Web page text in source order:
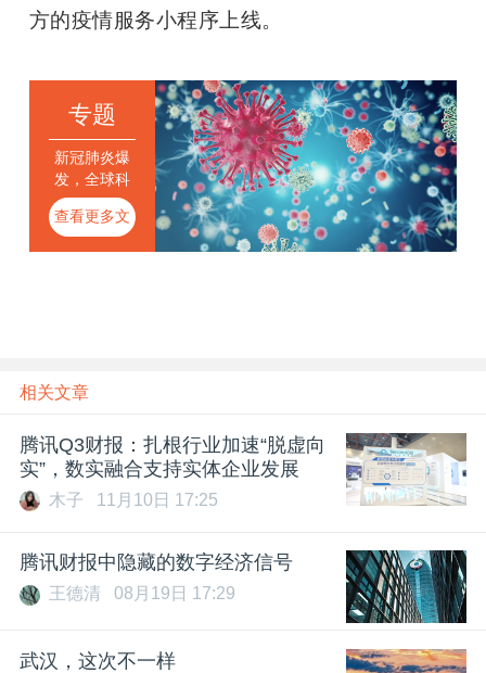
方的疫情服务小程序上线。
专题
新冠肺炎爆
发，全球科
技“战疫”
查看更多文
章
相关文章
腾讯Q3财报：扎根行业加速“脱虚向
实”，数实融合支持实体企业发展
木子 11月10日 17:25
腾讯财报中隐藏的数字经济信号
王德清 08月19日 17:29
武汉，这次不一样